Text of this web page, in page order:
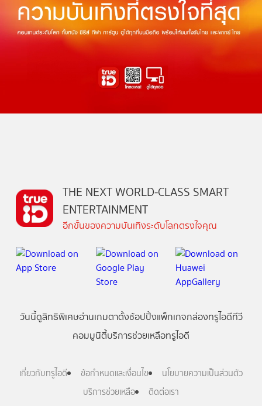
THE NEXT WORLD-CLASS SMART
ENTERTAINMENT
อีกขั้นของความบันเทิงระดับโลกตรงใจคุณ
วันนี้ดูสิทธิพิเศษอ่านเกมตาตั้งช้อปปิ้งแพ็กเกจกล่องทรูไอดีทีวี
คอมมูนิตี้บริการช่วยเหลือทรูไอดี
เกี่ยวกับทรูไอดี ข้อกำหนดและเงื่อนไข
นโยบายความเป็นส่วนตัว
บริการช่วยเหลือ
ติดต่อเรา